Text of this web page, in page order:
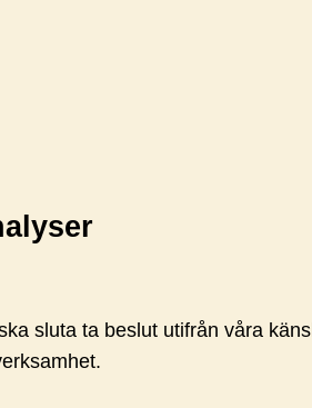
sluta ta beslut utifrån våra